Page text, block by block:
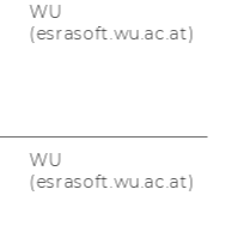
WU
(esrasoft.wu.ac.at)
WU
(esrasoft.wu.ac.at)